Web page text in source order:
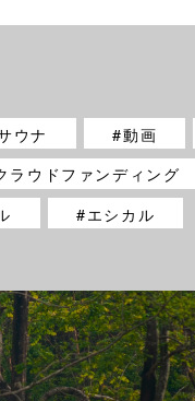
ウナ 動画
ラウドファンディング
エシカル